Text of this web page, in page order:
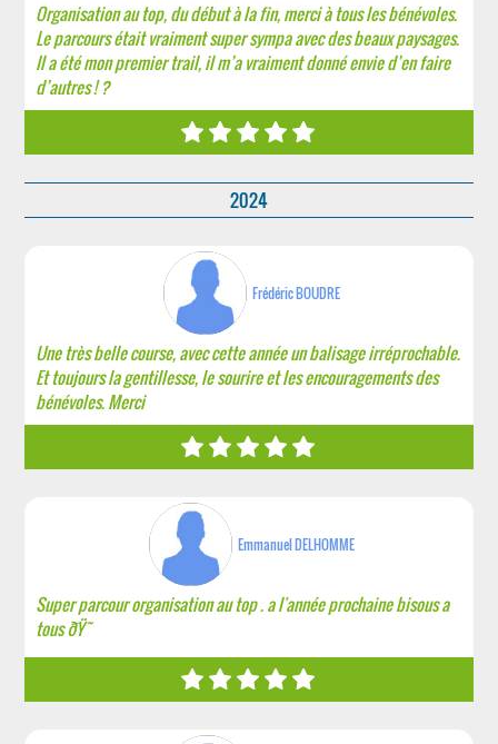
Organisation au top, du début à la fin, merci à tous les bénévoles.
Le parcours était vraiment super sympa avec des beaux paysages.
Il a été mon premier trail, il m’a vraiment donné envie d’en faire
d’autres ! ?
2024
Frédéric BOUDRE
Une très belle course, avec cette année un balisage irréprochable.
Et toujours la gentillesse, le sourire et les encouragements des
bénévoles. Merci
Emmanuel DELHOMME
Super parcour organisation au top . a l'année prochaine bisous a
tous ðŸ˜